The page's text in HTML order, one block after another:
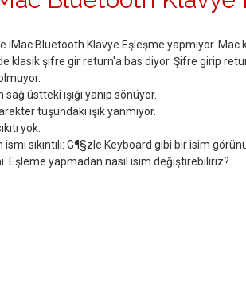
iMac Bluetooth Klavye Eşleşme yapmıyor.
klasik şifre gir return'a bas diyor. Şifre girip
sağ üstteki ışığı yanıp sönüyor.
tuşundaki ışık yanmıyor.
yok.
ismi sıkıntılı: G¶§zle Keyboard gibi bir isim
Eşleme yapmadan nasıl isim değiştirebiliriz?